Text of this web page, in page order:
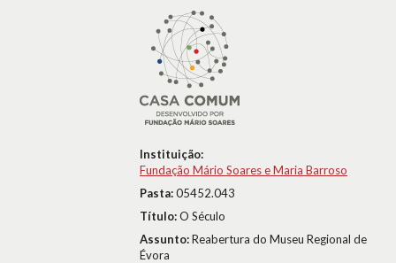
Instituição:
Fundação Mário Soares e Maria Barroso
Pasta:05452.043
Título:O Século
Assunto:Reabertura do Museu Regional de
Évora